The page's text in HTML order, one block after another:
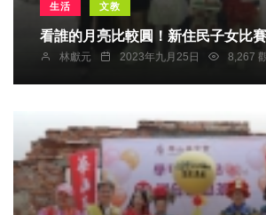
生活 文教
看誰的月亮比較圓！新住民子女比
林獻元 2023年九月25日 8,267